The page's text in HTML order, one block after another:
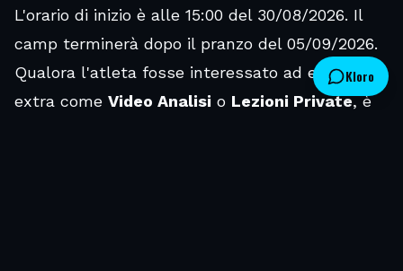
L'orario di inizio è alle 15:00 del 30/08/2026. Il
camp terminerà dopo il pranzo del 05/09/2026.
Qualora l'atleta fosse interessato ad eventuali
extra come Video Analisi o Lezioni Private, è
Kloro